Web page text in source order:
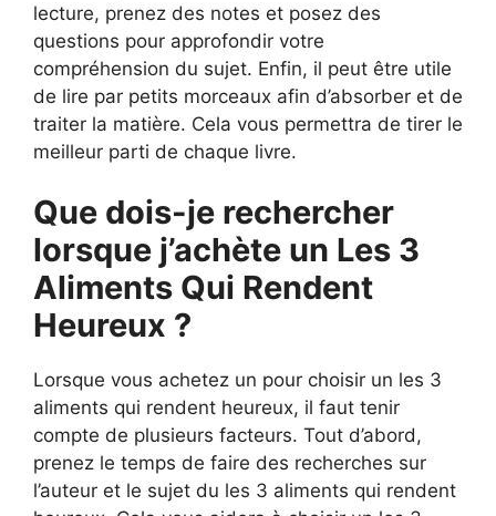
lecture, prenez des notes et posez des
questions pour approfondir votre
compréhension du sujet. Enfin, il peut être utile
de lire par petits morceaux afin d’absorber et de
traiter la matière. Cela vous permettra de tirer le
meilleur parti de chaque livre.
Que dois-je rechercher
lorsque j’achète un Les 3
Aliments Qui Rendent
Heureux ?
Lorsque vous achetez un pour choisir un les 3
aliments qui rendent heureux, il faut tenir
compte de plusieurs facteurs. Tout d’abord,
prenez le temps de faire des recherches sur
l’auteur et le sujet du les 3 aliments qui rendent